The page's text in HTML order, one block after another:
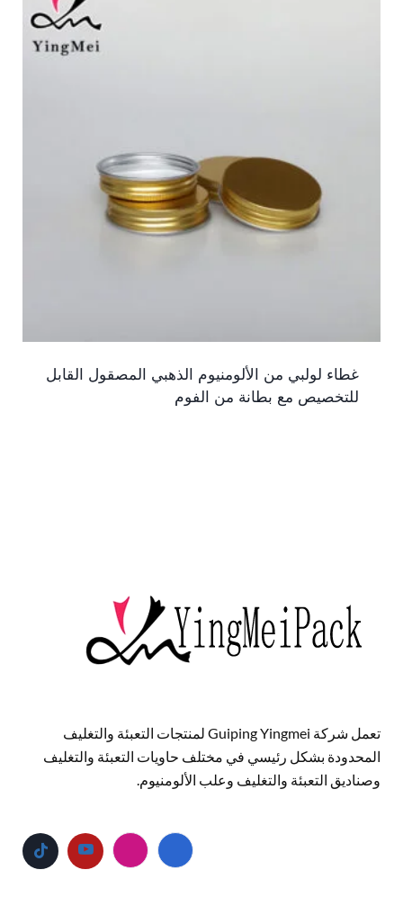
غطاء لولبي من الألومنيوم الذهبي المصقول القابل
للتخصيص مع بطانة من الفوم
تعمل شركة Guiping Yingmei لمنتجات التعبئة والتغليف
المحدودة بشكل رئيسي في مختلف حاويات التعبئة والتغليف
وصناديق التعبئة والتغليف وعلب الألومنيوم.